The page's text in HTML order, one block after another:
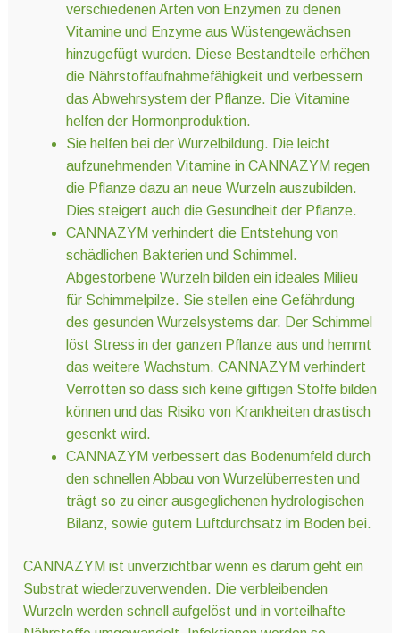
verschiedenen Arten von Enzymen zu denen
Vitamine und Enzyme aus Wüstengewächsen
hinzugefügt wurden. Diese Bestandteile erhöhen
die Nährstoffaufnahmefähigkeit und verbessern
das Abwehrsystem der Pflanze. Die Vitamine
helfen der Hormonproduktion.
Sie helfen bei der Wurzelbildung. Die leicht
aufzunehmenden Vitamine in CANNAZYM regen
die Pflanze dazu an neue Wurzeln auszubilden.
Dies steigert auch die Gesundheit der Pflanze.
CANNAZYM verhindert die Entstehung von
schädlichen Bakterien und Schimmel.
Abgestorbene Wurzeln bilden ein ideales Milieu
für Schimmelpilze. Sie stellen eine Gefährdung
des gesunden Wurzelsystems dar. Der Schimmel
löst Stress in der ganzen Pflanze aus und hemmt
das weitere Wachstum. CANNAZYM verhindert
Verrotten so dass sich keine giftigen Stoffe bilden
können und das Risiko von Krankheiten drastisch
gesenkt wird.
CANNAZYM verbessert das Bodenumfeld durch
den schnellen Abbau von Wurzelüberresten und
trägt so zu einer ausgeglichenen hydrologischen
Bilanz, sowie gutem Luftdurchsatz im Boden bei.
CANNAZYM ist unverzichtbar wenn es darum geht ein
Substrat wiederzuverwenden. Die verbleibenden
Wurzeln werden schnell aufgelöst und in vorteilhafte